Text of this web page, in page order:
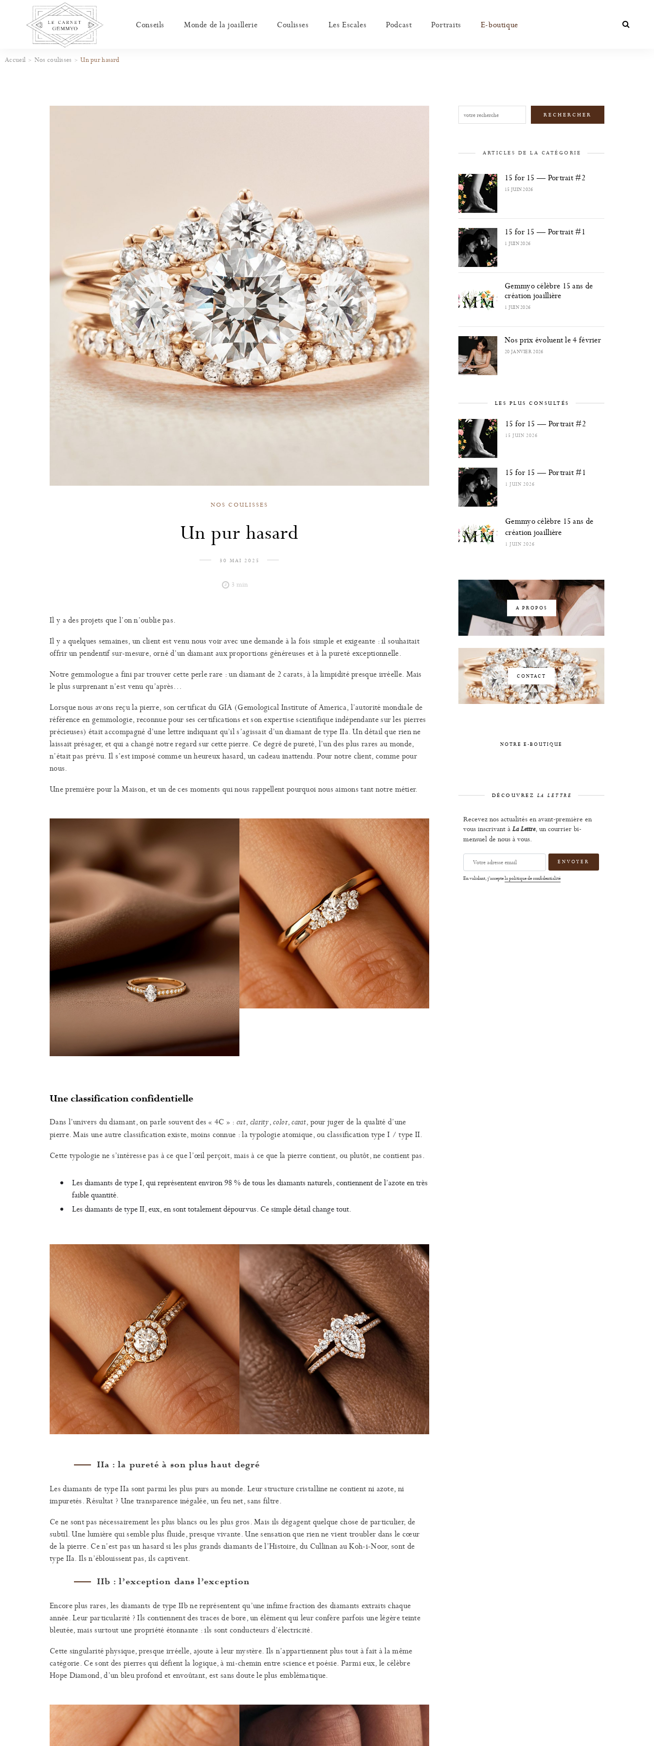
Conseils Monde de la joaillerie Coulisses Les Escales Podcast Portraits E-boutique
Accueil Nos coulisses Un pur hasard
NOS COULISSES
Un pur hasard
30 MAI 2025
3 min
Il y a des projets que l’on n’oublie pas.
Il y a quelques semaines, un client est venu nous voir avec une demande à la fois simple et exigeante : il souhaitait
offrir un pendentif sur-mesure, orné d’un diamant aux proportions généreuses et à la pureté exceptionnelle.
Notre gemmologue a fini par trouver cette perle rare : un diamant de 2 carats, à la limpidité presque irréelle. Mais
le plus surprenant n’est venu qu’après…
Lorsque nous avons reçu la pierre, son certificat du GIA (Gemological Institute of America, l’autorité mondiale de
référence en gemmologie, reconnue pour ses certifications et son expertise scientifique indépendante sur les pierres
précieuses) était accompagné d’une lettre indiquant qu’il s’agissait d’un diamant de type IIa. Un détail que rien ne
laissait présager, et qui a changé notre regard sur cette pierre. Ce degré de pureté, l’un des plus rares au monde,
n’était pas prévu. Il s’est imposé comme un heureux hasard, un cadeau inattendu. Pour notre client, comme pour
nous.
Une première pour la Maison, et un de ces moments qui nous rappellent pourquoi nous aimons tant notre métier.
Une classification confidentielle
Dans l’univers du diamant, on parle souvent des « 4C » :cut, clarity,color,carat, pour juger de la qualité d’une
pierre. Mais une autre classification existe, moins connue : la typologie atomique, ou classification type I / type II.
Cette typologie ne s’intéresse pas à ce que l’œil perçoit, mais à ce que la pierre contient, ou plutôt, ne contient pas.
Les diamants de type I, qui représentent environ 98 % de tous les diamants naturels, contiennent de l’azote en très
faible quantité.
Les diamants de type II, eux, en sont totalement dépourvus. Ce simple détail change tout.
IIa : la pureté à son plus haut degré
Les diamants de type IIa sont parmi les plus purs au monde. Leur structure cristalline ne contient ni azote, ni
impuretés. Résultat ? Une transparence inégalée, un feu net, sans filtre.
Ce ne sont pas nécessairement les plus blancs ou les plus gros. Mais ils dégagent quelque chose de particulier, de
subtil. Une lumière qui semble plus fluide, presque vivante. Une sensation que rien ne vient troubler dans le cœur
de la pierre. Ce n’est pas un hasard si les plus grands diamants de l’Histoire, du Cullinan au Koh-i-Noor, sont de
type IIa. Ils n’éblouissent pas, ils captivent.
IIb : l’exception dans l’exception
Encore plus rares, les diamants de type IIb ne représentent qu’une infime fraction des diamants extraits chaque
année. Leur particularité ? Ils contiennent des traces de bore, un élément qui leur confère parfois une légère teinte
bleutée, mais surtout une propriété étonnante : ils sont conducteurs d’électricité.
Cette singularité physique, presque irréelle, ajoute à leur mystère. Ils n’appartiennent plus tout à fait à la même
catégorie. Ce sont des pierres qui défient la logique, à mi-chemin entre science et poésie. Parmi eux, le célèbre
Hope Diamond, d’un bleu profond et envoûtant, est sans doute le plus emblématique.
Rechercher RECHERCHER
ARTICLES DE LA CATÉGORIE
15 for 15 — Portrait #2
15 JUIN 2026
15 for 15 — Portrait #1
1 JUIN 2026
Gemmyo célèbre 15 ans de
création joaillière
1 JUIN 2026
Nos prix évoluent le 4 février
20 JANVIER 2026
LES PLUS CONSULTÉS
15 for 15 — Portrait #2
15 JUIN 2026
15 for 15 — Portrait #1
1 JUIN 2026
Gemmyo célèbre 15 ans de
création joaillière
1 JUIN 2026
A PROPOS
CONTACT
NOTRE E-BOUTIQUE
DÉCOUVREZ LA LETTRE
Recevez nos actualités en avant-première en
vous inscrivant à La Lettre, un courrier bi-
mensuel de nous à vous.
Votre
adresse
email
En validant, j'acceptela politique de confidentialité